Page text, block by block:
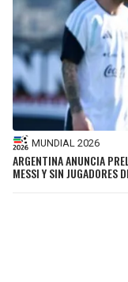
MUNDIAL 2026
ARGENTINA ANUNCIA
MESSI Y SIN JUGADORES